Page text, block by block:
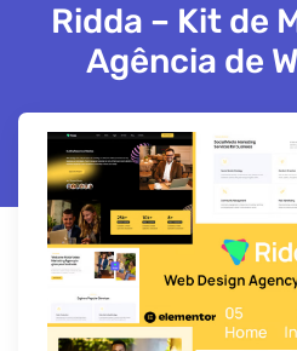
Ridda – Kit de
Agência de